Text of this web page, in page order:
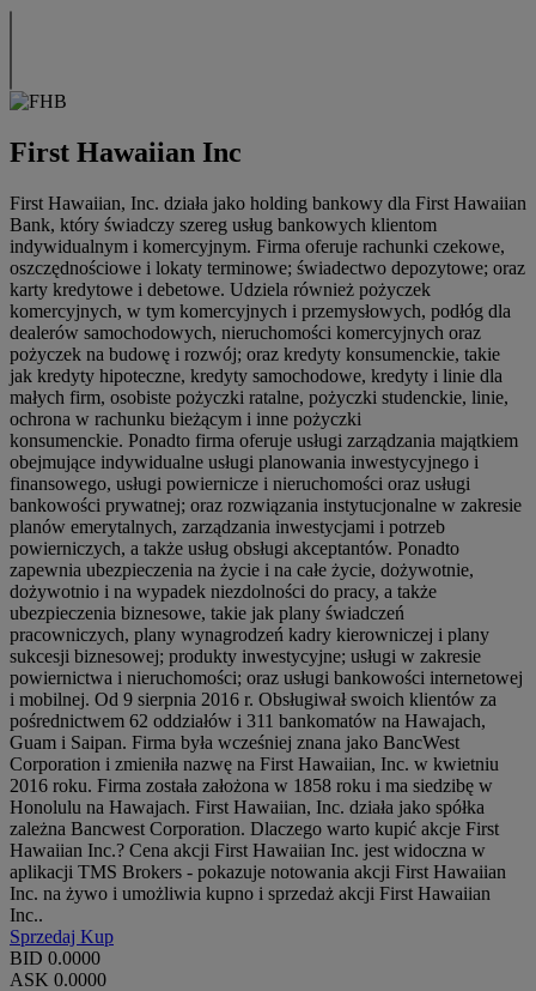
First Hawaiian Inc
First Hawaiian, Inc. działa jako holding bankowy dla First Hawaiian
Bank, który świadczy szereg usług bankowych klientom
indywidualnym i komercyjnym. Firma oferuje rachunki czekowe,
oszczędnościowe i lokaty terminowe; świadectwo depozytowe; oraz
karty kredytowe i debetowe. Udziela również pożyczek
komercyjnych, w tym komercyjnych i przemysłowych, podłóg dla
dealerów samochodowych, nieruchomości komercyjnych oraz
pożyczek na budowę i rozwój; oraz kredyty konsumenckie, takie
jak kredyty hipoteczne, kredyty samochodowe, kredyty i linie dla
małych firm, osobiste pożyczki ratalne, pożyczki studenckie, linie,
ochrona w rachunku bieżącym i inne pożyczki
konsumenckie. Ponadto firma oferuje usługi zarządzania majątkiem
obejmujące indywidualne usługi planowania inwestycyjnego i
finansowego, usługi powiernicze i nieruchomości oraz usługi
bankowości prywatnej; oraz rozwiązania instytucjonalne w zakresie
planów emerytalnych, zarządzania inwestycjami i potrzeb
powierniczych, a także usług obsługi akceptantów. Ponadto
zapewnia ubezpieczenia na życie i na całe życie, dożywotnie,
dożywotnio i na wypadek niezdolności do pracy, a także
ubezpieczenia biznesowe, takie jak plany świadczeń
pracowniczych, plany wynagrodzeń kadry kierowniczej i plany
sukcesji biznesowej; produkty inwestycyjne; usługi w zakresie
powiernictwa i nieruchomości; oraz usługi bankowości internetowej
i mobilnej. Od 9 sierpnia 2016 r. Obsługiwał swoich klientów za
pośrednictwem 62 oddziałów i 311 bankomatów na Hawajach,
Guam i Saipan. Firma była wcześniej znana jako BancWest
Corporation i zmieniła nazwę na First Hawaiian, Inc. w kwietniu
2016 roku. Firma została założona w 1858 roku i ma siedzibę w
Honolulu na Hawajach. First Hawaiian, Inc. działa jako spółka
zależna Bancwest Corporation. Dlaczego warto kupić akcje First
Hawaiian Inc.? Cena akcji First Hawaiian Inc. jest widoczna w
aplikacji TMS Brokers - pokazuje notowania akcji First Hawaiian
Inc. na żywo i umożliwia kupno i sprzedaż akcji First Hawaiian
Inc..
Sprzedaj Kup
BID 0.0000
ASK 0.0000